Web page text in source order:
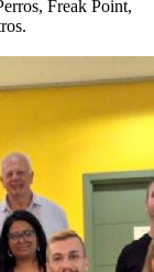
Freak Point,